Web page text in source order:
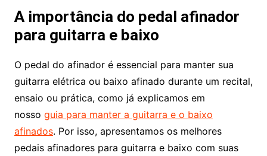
A importância do pedal afinador
para guitarra e baixo
O pedal do afinador é essencial para manter sua
guitarra elétrica ou baixo afinado durante um recital,
ensaio ou prática, como já explicamos em
nosso guia para manter a guitarra e o baixo
afinados. Por isso, apresentamos os melhores
pedais afinadores para guitarra e baixo com suas